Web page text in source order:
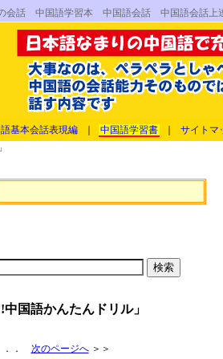
話 中国語学習本 中国語会話 中国語会話上
基本会話表現編 中国語学習書 サイトマ
国語かんたんドリル」
． 次のページへ＞＞